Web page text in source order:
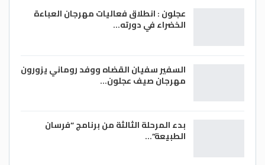
عجلون : انطلاق فعاليات مهرجان العباءة
الخضراء في دورته…
السفير سفيان القضاه ووفد روماني يزورون
مهرجان صيف عجلون…
بدء المرحلة الثالثة من برنامج “فرسان
الطبيعة”…